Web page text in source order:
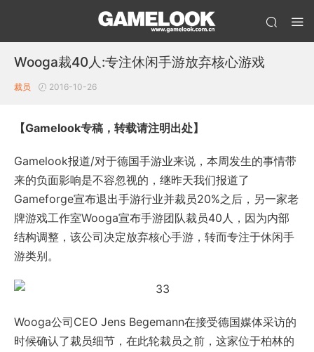
Wooga裁40人:专注休闲手游放弃核心游戏
裁员 2016-10-26
【Gamelook专稿，转载请注明出处】
Gamelook报道/对于德国手游业来说，本周发生的事情带
来的负面影响是不容忽视的，继昨天我们报道了
Gameforge宣布退出手游行业并裁员20%之后，另一家老
牌游戏工作室Wooga宣布手游团队裁员40人，因为内部
结构调整，该公司决定放弃核心手游，转而专注于休闲手
游类别。
Wooga公司CEO Jens Begemann在接受德国媒体采访的
时候确认了裁员细节，在此轮裁员之前，这家位于柏林的